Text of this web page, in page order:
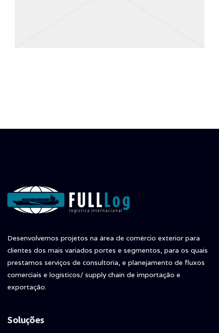
Desenvolvemos projetos na área de comércio exterior para
clientes dos mais variados portes e segmentos, para os quais
prestamos serviços de consultoria, e planejamento de fluxos
comerciais e logísticos/ supply chain de importação e
exportação.
Soluções